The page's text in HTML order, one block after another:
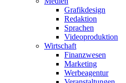
Grafikdesign
Redaktion
Sprachen
Videoproduktion
Wirtschaft
Finanzwesen
Marketing
Werbeagentur